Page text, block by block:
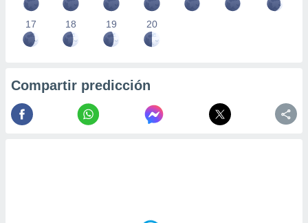
17 18 19 20
Compartir predicción